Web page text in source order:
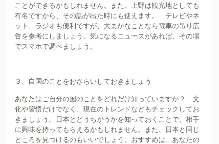
ことができるかもしれません。また、上野は観光地としても
有名ですから、その話が出た時にも使えます。 テレビやネ
ット、ラジオも便利ですが、大まかなことなら電車の吊り広
告を参考にしましょう。気になるニュースがあれば、その場
でスマホで調べましょう。
３、自国のことをおさらいしておきましょう
あなたはご自分の国のことをどれだけ知っていますか？ 文
化や習慣だけでなく、現在のトレンドなどもチェックしてお
きましょう。日本とどうちがうかを知っておくことで、相手
に興味を持ってもらえるかもしれません。また、日本と同じ
ところを見つけるのもいいでしょう。おすすめは、あなたの